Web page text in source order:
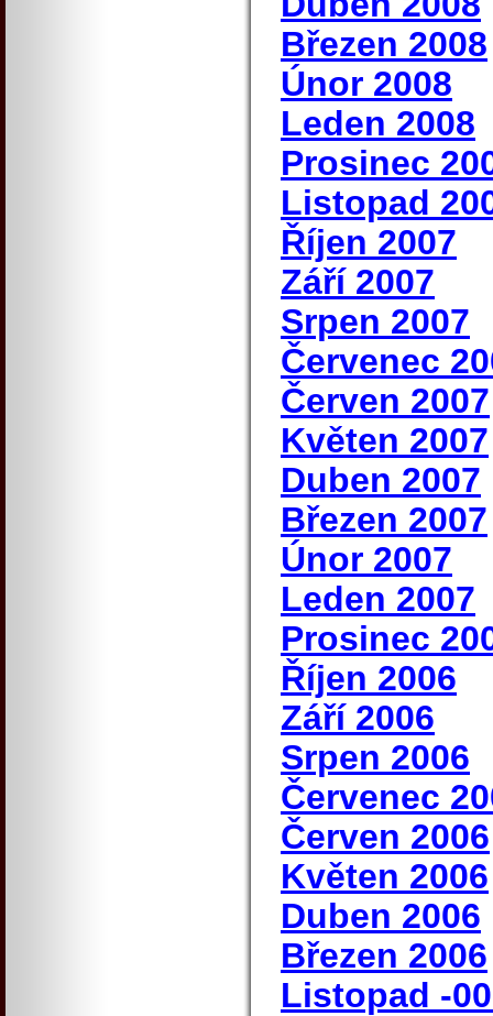
Březen 2008
Únor 2008
Leden 2008
Prosinec
Listopad
Říjen 2007
Září 2007
Srpen 2007
Červenec
Červen 2007
Květen 2007
Duben 2007
Březen 2007
Únor 2007
Leden 2007
Prosinec
Říjen 2006
Září 2006
Srpen 2006
Červenec
Červen 2006
Květen 2006
Duben 2006
Březen 2006
Listopad -